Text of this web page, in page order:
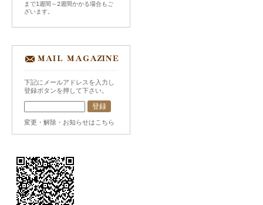
まで1週間～2週間かかる場合もご
ざいます。
下記にメールアドレスを入力し
登録ボタンを押して下さい。
変更・解除・お知らせはこちら